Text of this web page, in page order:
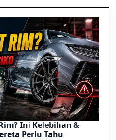
Ini Kelebihan &
Perlu Tahu